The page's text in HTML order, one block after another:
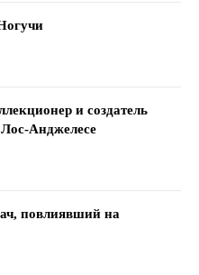
и создатель
Анджелесе
повлиявший на